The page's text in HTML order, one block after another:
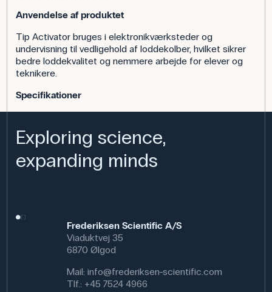
Anvendelse af produktet
Tip Activator bruges i elektronikværksteder og
undervisning til vedligehold af loddekolber, hvilket sikrer
bedre loddekvalitet og nemmere arbejde for elever og
teknikere.
Specifikationer
Exploring science,
expanding minds
Frederiksen Scientific A/S
Viaduktvej 35
6870 Ølgod
Mail: info@frederiksen-scientific.com
Tlf.: +45 7524 4966